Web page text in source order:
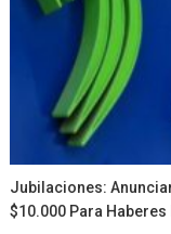
Jubilaciones:
$10.000 Para